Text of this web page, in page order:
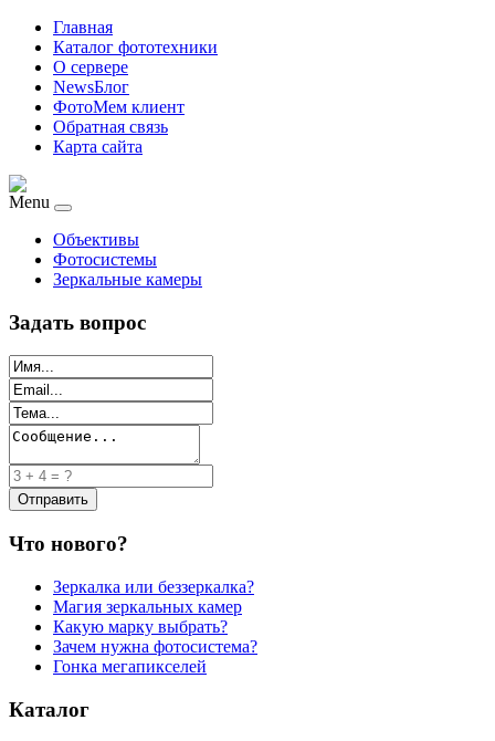
Главная
Каталог фототехники
О сервере
NewsБлог
ФотоМем клиент
Обратная связь
Карта сайта
Menu
Объективы
Фотосистемы
Зеркальные камеры
Задать вопрос
Что нового?
Зеркалка или беззеркалка?
Магия зеркальных камер
Какую марку выбрать?
Зачем нужна фотосистема?
Гонка мегапикселей
Каталог